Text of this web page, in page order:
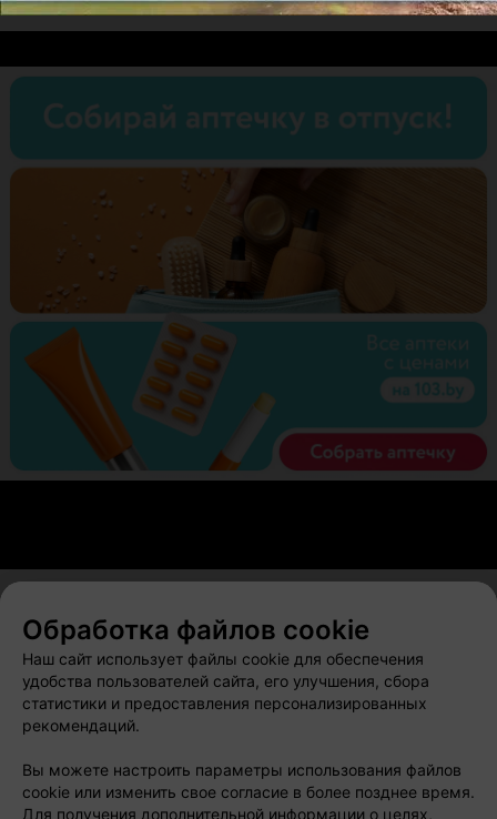
О проекте Новости проекта
Вакансии
Публичный договор
Способы оплаты
Публичный договор по использованию сервиса
Написать в поддержку
Обработка файлов cookie
Наш сайт использует файлы cookie для обеспечения
удобства пользователей сайта, его улучшения, сбора
статистики и предоставления персонализированных
рекомендаций.
Вы можете настроить параметры использования файлов
cookie или изменить свое согласие в более позднее время.
Для получения дополнительной информации о целях,